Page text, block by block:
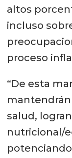
altos
incluso
proceso
“De esta
salud,
nutricional/